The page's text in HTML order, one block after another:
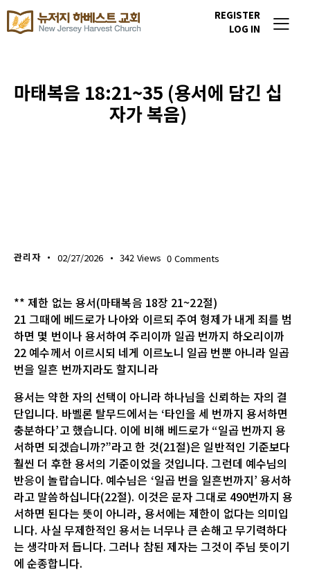
REGISTER
LOG IN
마태복음 18:21~35 (용서에 담긴 십
자가 복음)
관리자 02/27/2026 342 Views 0 Comments
** 제한 없는 용서(마태복음 18장 21~22절)
21 그때에 베드로가 나아와 이르되 주여 형제가 내게 죄를 범
하면 몇 번이나 용서하여 주리이까 일곱 번까지 하오리이까
22 예수께서 이르시되 네게 이르노니 일곱 번뿐 아니라 일곱
번을 일흔 번까지라도 할지니라
용서는 약한 자의 선택이 아니라 하나님을 신뢰하는 자의 결
단입니다. 바벨론 탈무드에서는 ‘타인을 세 번까지 용서하면
충분하다’고 했습니다. 이에 비해 베드로가 “일곱 번까지 용
서하면 되겠습니까?”라고 한 것(21절)은 일반적인 기준보다
훨씬 더 후한 용서의 기준이었을 것입니다. 그런데 예수님의
반응이 놀랍습니다. 예수님은 ‘일곱 번을 일흔번까지’ 용서하
라고 말씀하십니다(22절). 이것은 문자 그대로 490번까지 용
서하면 된다는 뜻이 아니라, 용서에는 제한이 없다는 의미입
니다. 사실 무제한적인 용서는 너무나 큰 손해고 무기력하다
는 생각마저 듭니다. 그러나 참된 제자는 그것이 주님 뜻이기
에 순종합니다.